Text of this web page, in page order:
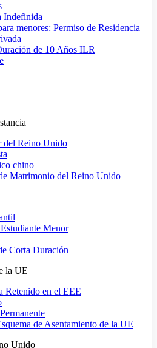
Indefinida
menores: Permiso de Residencia
de 10 Años ILR
del Reino Unido
chino
Matrimonio del Reino Unido
Menor
Corta Duración
la UE
Retenido en el EEE
de Asentamiento de la UE
Unido